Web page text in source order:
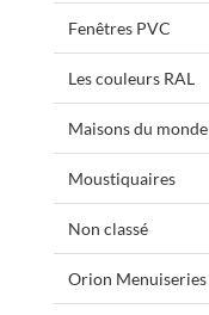
Fenêtres PVC
Les couleurs RAL
Maisons du monde
Moustiquaires
Non classé
Orion Menuiseries